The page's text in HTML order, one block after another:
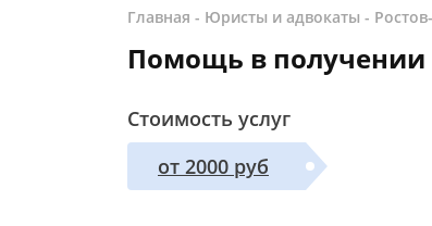
Главная - Юристы и адвокаты -
Помощь в получении
Стоимость услуг
от 2000 руб